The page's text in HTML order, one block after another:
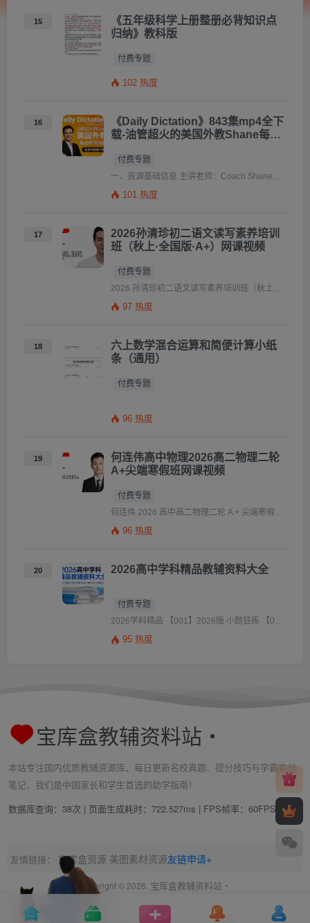
15
《五年级科学上册整册必背知识点
归纳》教科版
付费专题
102 热度
16
《Daily Dictation》843集mp4全下
载-油管超火的美国外教Shane每日
付费专题
101 热度
17
2026孙清珍初二语文读写素养培训
班（秋上·全国版·A+）网课视频
付费专题
97 热度
18
六上数学混合运算和简便计算小纸
条（通用）
付费专题
96 热度
19
何连伟高中物理2026高二物理二轮
A+尖端寒假班网课视频
付费专题
96 热度
20 2026高中学科精品教辅资料大全
付费专题
2026学科精品 【001】2026版 小题狂练 【002】2026版高考系列基础双练 【003】2026版6 […]
95 热度
收藏 0%
宝库盒教辅资料站・
本站专注国内优质教辅资源库，每日更新名校真题、提分技巧与学霸实战
笔记，我们是中国家长和学生首选的助学指南！
数据库查询：38次 | 页面生成耗时：722.527ms | FPS帧率： 54FPS
友情链接： 宝库盒资源 美图素材资源友链申请+
Copyright © 2026. 宝库盒教辅资料站・